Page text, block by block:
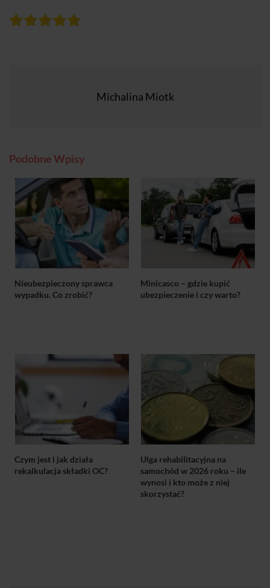
Michalina Miotk
Podobne Wpisy
Nieubezpieczony sprawca
wypadku. Co zrobić?
Minicasco – gdzie kupić
ubezpieczenie i czy warto?
Czym jest i jak działa
rekalkulacja składki OC?
Ulga rehabilitacyjna na
samochód w 2026 roku – ile
wynosi i kto może z niej
skorzystać?